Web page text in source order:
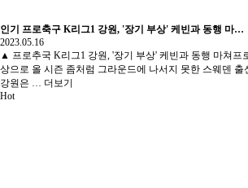
인기 프로축구 K리그1 강원, '장기 부상' 케빈과 동행 마…
2023.05.16
▲ 프로추국 K리그1 강원, '장기 부상' 케빈과 동행 마쳐프
상으로 올 시즌 좀처럼 그라운드에 나서지 못한 스웨덴 출
강원은 … 더보기
Hot